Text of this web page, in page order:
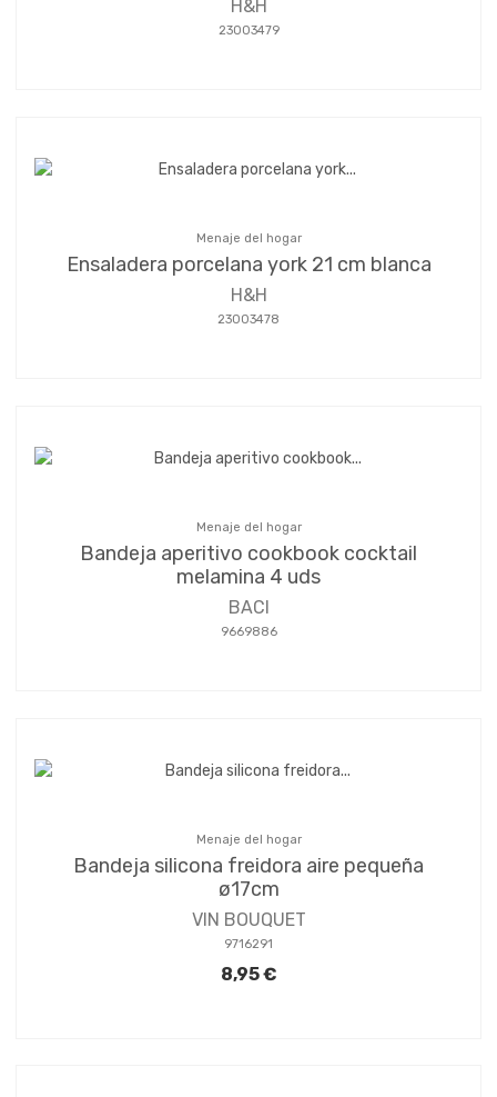
H&H
23003479
Menaje del hogar
Ensaladera porcelana york 21 cm blanca
H&H
23003478
Menaje del hogar
Bandeja aperitivo cookbook cocktail
melamina 4 uds
BACI
9669886
Menaje del hogar
Bandeja silicona freidora aire pequeña
ø17cm
VIN BOUQUET
9716291
8,95 €